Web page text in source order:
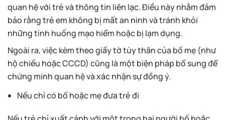
quan hệ với trẻ và thông tin liên lạc. Điều này nhằm đảm
bảo rằng trẻ em không bị mất an ninh và tránh khỏi
những tình huống mạo hiểm hoặc bị lạm dụng.
Ngoài ra, việc kèm theo giấy tờ tùy thân của bố mẹ (như
hộ chiếu hoặc CCCD) cũng là một biện pháp bổ sung để
chứng minh quan hệ và xác nhận sự đồng ý.
Nếu chỉ có bố hoặc mẹ đưa trẻ đi